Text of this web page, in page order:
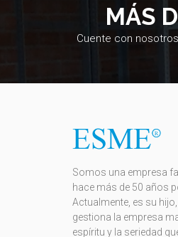
MÁS
Cuente con
Somos una empresa
hace más de 50 años
Actualmente, es su
gestiona la empresa
espíritu y la seriedad